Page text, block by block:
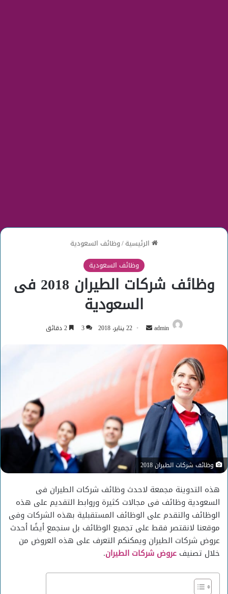
الرئيسية/وظائف السعودية
وظائف السعودية
وظائف شركات الطيران 2018 فى
السعودية
admin
أرسل 22 يناير، 2018 3 2 دقائق
وظائف شركات الطيران 2018
هذه التدوينة مجمعة لاحدث وظائف شركات الطيران فى
السعودية وظائف فى مجالات كثيرة وروابط التقديم على هذه
الوظائف والتقدم على الوظائف المستقبلية بهذه الشركات وفى
موقعنا لانقتصر فقط على تجميع الوظائف بل سنجمع أيضًا أحدث
عروض شركات الطيران ويمكنكم التعرف على هذه العروض من
خلال تصنيف عروض شركات الطيران.